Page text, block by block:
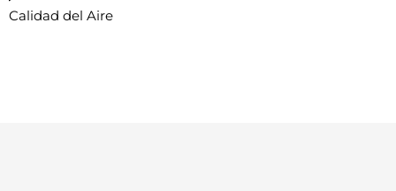
Calidad del Aire